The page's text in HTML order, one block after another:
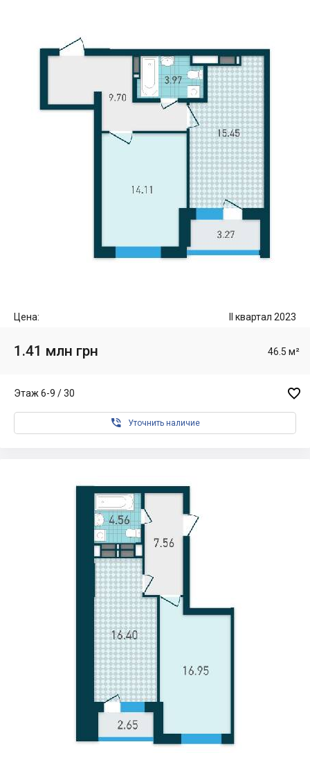
Цена: II квартал 2023
1.41 млн грн 46.5 м²
Этаж 6-9 / 30 
 Уточнить наличие